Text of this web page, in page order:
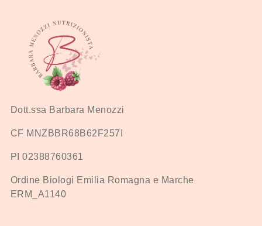
Dott.ssa Barbara Menozzi
CF MNZBBR68B62F257I
PI 02388760361
Ordine Biologi Emilia Romagna e Marche
ERM_A1140